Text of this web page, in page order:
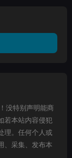
没特别声明能商
若本站内容侵犯
理。任何个人或
、采集、发布本